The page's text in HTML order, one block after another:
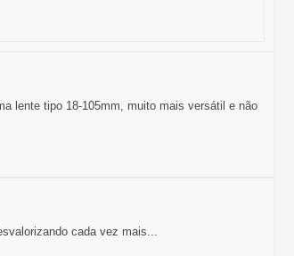
lente tipo 18-105mm, muito mais versátil e não
cada vez mais...